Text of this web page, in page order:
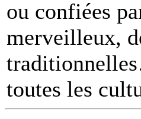
ou confiées
merveilleux,
toutes les